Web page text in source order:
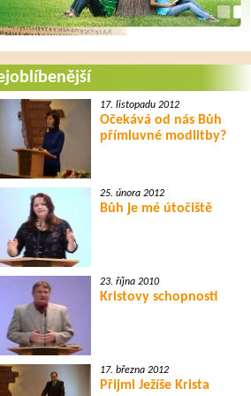
17. listopadu 2012
Očekává od nás Bůh
přímluvné modlitby?
25. února 2012
Bůh je mé útočiště
23. října 2010
Kristovy schopnosti
17. března 2012
Přijmi Ježíše Krista